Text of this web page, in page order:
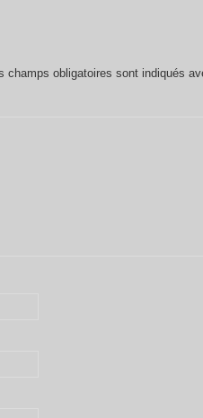
champs obligatoires sont indiqués